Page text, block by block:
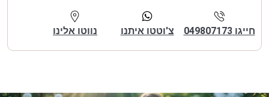
חייגו 049807173 צ'וטטו איתנו נווטו אלינו